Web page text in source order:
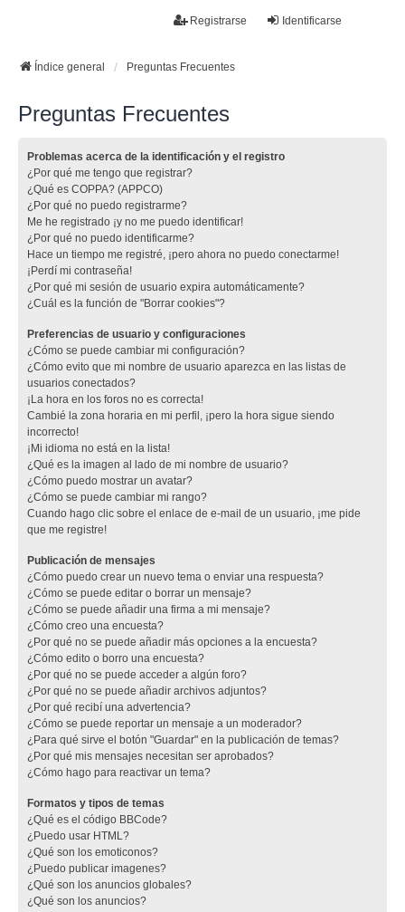
Identificarse
Registrarse
Índice general Preguntas Frecuentes
Preguntas Frecuentes
Problemas acerca de la identificación y el registro
¿Por qué me tengo que registrar?
¿Qué es COPPA? (APPCO)
¿Por qué no puedo registrarme?
Me he registrado ¡y no me puedo identificar!
¿Por qué no puedo identificarme?
Hace un tiempo me registré, ¡pero ahora no puedo conectarme!
¡Perdí mi contraseña!
¿Por qué mi sesión de usuario expira automáticamente?
¿Cuál es la función de "Borrar cookies"?
Preferencias de usuario y configuraciones
¿Cómo se puede cambiar mi configuración?
¿Cómo evito que mi nombre de usuario aparezca en las listas de
usuarios conectados?
¡La hora en los foros no es correcta!
Cambié la zona horaria en mi perfil, ¡pero la hora sigue siendo
incorrecto!
¡Mi idioma no está en la lista!
¿Qué es la imagen al lado de mi nombre de usuario?
¿Cómo puedo mostrar un avatar?
¿Cómo se puede cambiar mi rango?
Cuando hago clic sobre el enlace de e-mail de un usuario, ¡me pide
que me registre!
Publicación de mensajes
¿Cómo puedo crear un nuevo tema o enviar una respuesta?
¿Cómo se puede editar o borrar un mensaje?
¿Cómo se puede añadir una firma a mi mensaje?
¿Cómo creo una encuesta?
¿Por qué no se puede añadir más opciones a la encuesta?
¿Cómo edito o borro una encuesta?
¿Por qué no se puede acceder a algún foro?
¿Por qué no se puede añadir archivos adjuntos?
¿Por qué recibí una advertencia?
¿Cómo se puede reportar un mensaje a un moderador?
¿Para qué sirve el botón "Guardar" en la publicación de temas?
¿Por qué mis mensajes necesitan ser aprobados?
¿Cómo hago para reactivar un tema?
Formatos y tipos de temas
¿Qué es el código BBCode?
¿Puedo usar HTML?
¿Qué son los emoticonos?
¿Puedo publicar imagenes?
¿Qué son los anuncios globales?
¿Qué son los anuncios?